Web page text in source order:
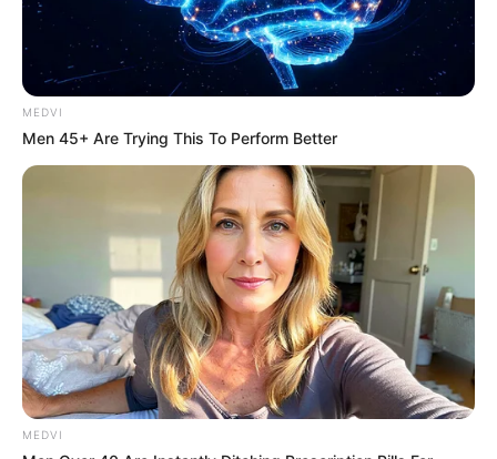
MEDVI
Men 45+ Are Trying This To Perform Better
MEDVI